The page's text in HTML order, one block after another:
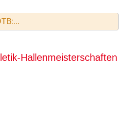
Hallenmeisterschaften